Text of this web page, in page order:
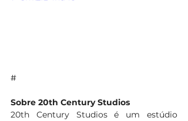
#
Sobre 20th Century Studios
20th Century Studios é um estúdio